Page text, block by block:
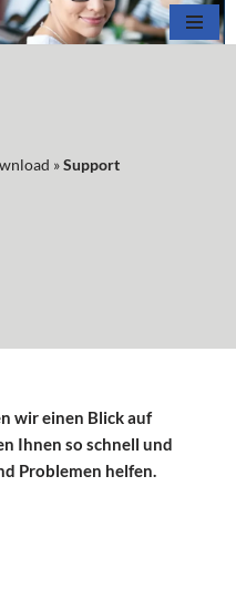
»Support
wir einen Blick auf
Ihnen so schnell und
Problemen helfen.